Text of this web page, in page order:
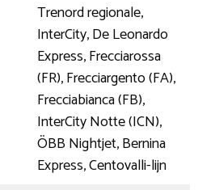
Trenord regionale,
InterCity, De Leonardo
Express, Frecciarossa
(FR), Frecciargento (FA),
Frecciabianca (FB),
InterCity Notte (ICN),
ÖBB Nightjet, Bernina
Express, Centovalli-lijn